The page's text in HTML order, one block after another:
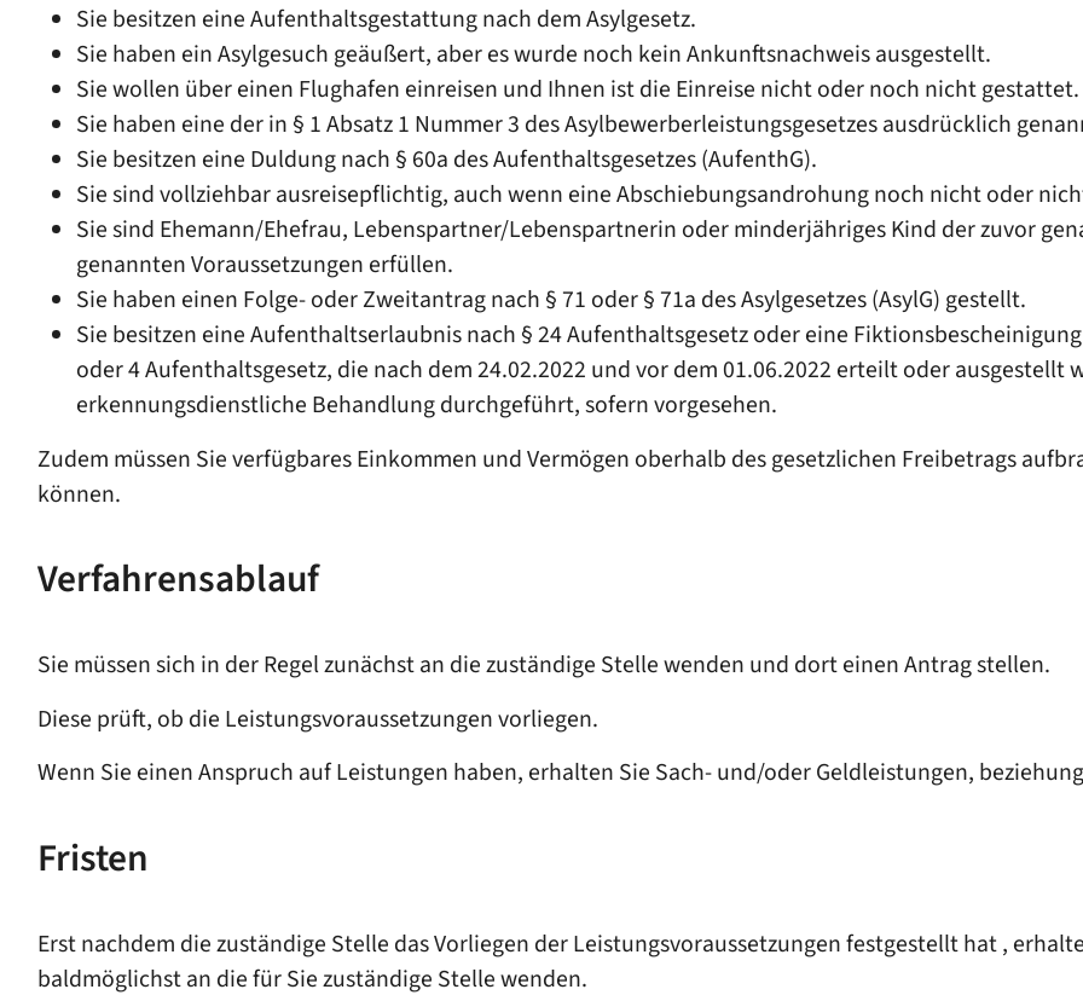
Sie besitzen eine Aufenthaltsgestattung nach dem Asylgesetz.
Sie haben ein Asylgesuch geäußert, aber es wurde noch kein Ankunftsnachweis ausgestellt.
Sie wollen über einen Flughafen einreisen und Ihnen ist die Einreise nicht oder noch nicht gestattet.
Sie haben eine der in § 1 Absatz 1 Nummer 3 des Asylbewerberleistungsgesetzes ausdrücklich
Sie besitzen eine Duldung nach § 60a des Aufenthaltsgesetzes (AufenthG).
Sie sind vollziehbar ausreisepflichtig, auch wenn eine Abschiebungsandrohung noch nicht oder
Sie sind Ehemann/Ehefrau, Lebenspartner/Lebenspartnerin oder minderjähriges Kind der zuvor
genannten Voraussetzungen erfüllen.
Sie haben einen Folge- oder Zweitantrag nach § 71 oder § 71a des Asylgesetzes (AsylG) gestellt.
Sie besitzen eine Aufenthaltserlaubnis nach § 24 Aufenthaltsgesetz oder eine
oder 4 Aufenthaltsgesetz, die nach dem 24.02.2022 und vor dem 01.06.2022 erteilt oder ausgestellt
erkennungsdienstliche Behandlung durchgeführt, sofern vorgesehen.
Zudem müssen Sie verfügbares Einkommen und Vermögen oberhalb des gesetzlichen Freibetrags
können.
Verfahrensablauf
Sie müssen sich in der Regel zunächst an die zuständige Stelle wenden und dort einen Antrag stellen.
Diese prüft, ob die Leistungsvoraussetzungen vorliegen.
Wenn Sie einen Anspruch auf Leistungen haben, erhalten Sie Sach- und/oder Geldleistungen,
Fristen
Erst nachdem die zuständige Stelle das Vorliegen der Leistungsvoraussetzungen festgestellt hat ,
baldmöglichst an die für Sie zuständige Stelle wenden.